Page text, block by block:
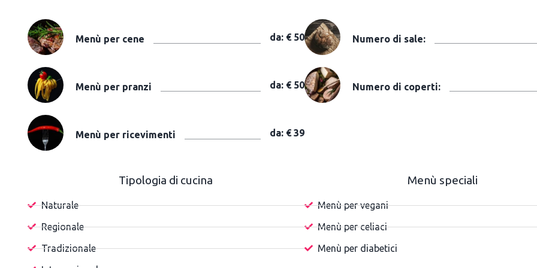
Menù per cene da: € 50
Menù per pranzi da: € 50
Menù per ricevimenti da: € 39
Numero di sale:
Numero di coperti:
Tipologia di cucina
Naturale
Regionale
Tradizionale
Menù speciali
Menù per vegani
Menù per celiaci
Menù per diabetici